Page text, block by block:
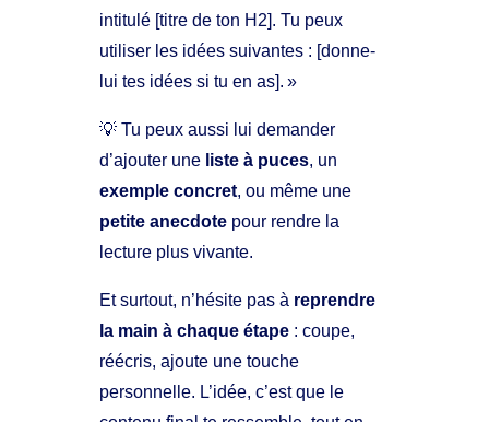
intitulé [titre de ton H2]. Tu peux
utiliser les idées suivantes : [donne-
lui tes idées si tu en as]. »
💡 Tu peux aussi lui demander
d’ajouter une liste à puces, un
exemple concret, ou même une
petite anecdote pour rendre la
lecture plus vivante.
Et surtout, n’hésite pas à reprendre
la main à chaque étape : coupe,
réécris, ajoute une touche
personnelle. L’idée, c’est que le